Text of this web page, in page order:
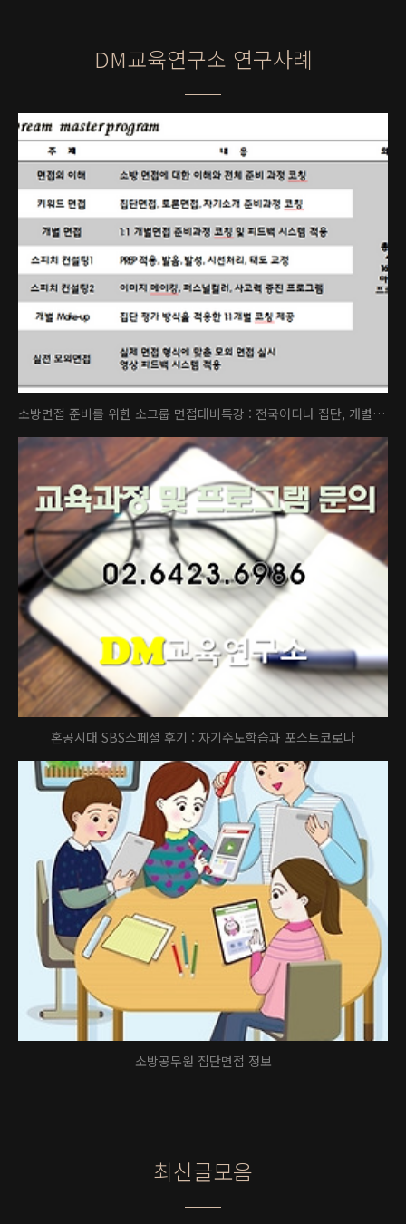
DM교육연구소 연구사례
소방면접 준비를 위한 소그룹 면접대비특강 : 전국어디나 집단, 개별, 실전면접, 인적성, 스피치, 이미지컨설팅까지 소방면접대비 컨설팅
혼공시대 SBS스페셜 후기 : 자기주도학습과 포스트코로나
소방공무원 집단면접 정보
최신글모음